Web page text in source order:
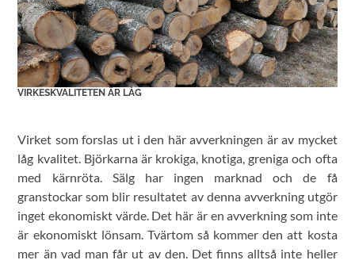
VIRKESKVALITETEN ÄR LÅG
Virket som forslas ut i den här avverkningen är av mycket
låg kvalitet. Björkarna är krokiga, knotiga, greniga och ofta
med kärnröta. Sälg har ingen marknad och de få
granstockar som blir resultatet av denna avverkning utgör
inget ekonomiskt värde. Det här är en avverkning som inte
är ekonomiskt lönsam. Tvärtom så kommer den att kosta
mer än vad man får ut av den. Det finns alltså inte heller